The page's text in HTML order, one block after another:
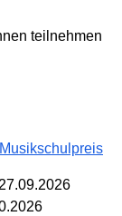
teilnehmen